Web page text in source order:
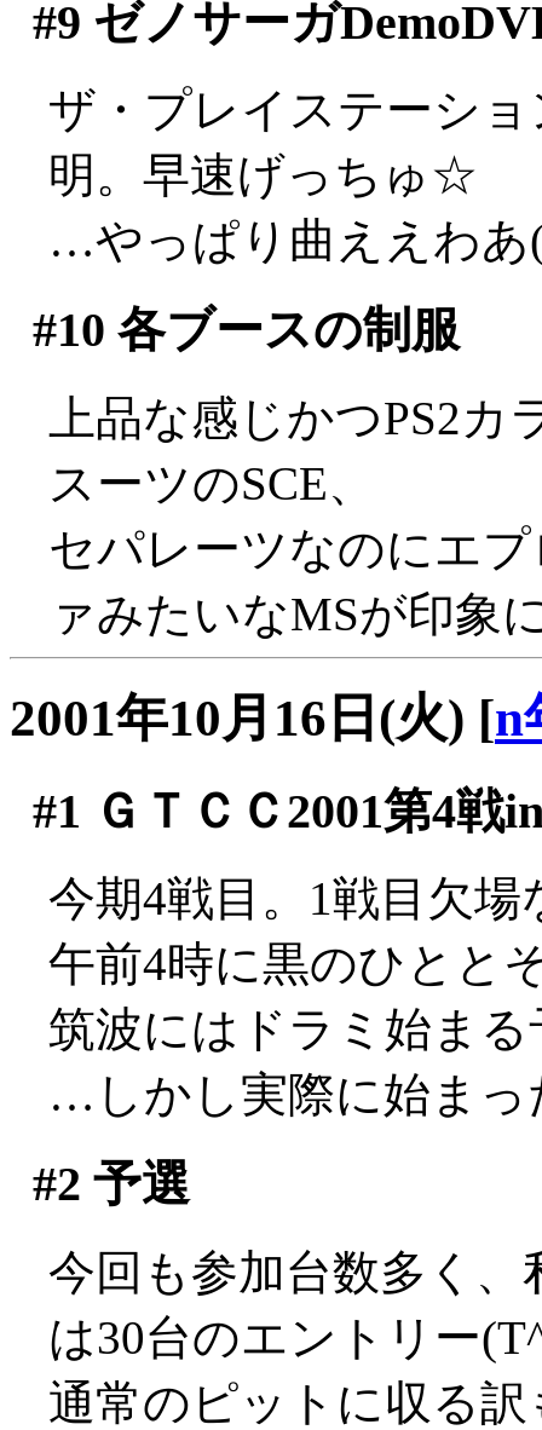
#9 ゼノサーガ
ザ・プレイステーシ
明。早速げっちゅ☆
…やっぱり曲ええわあ
#10 各ブースの制服
上品な感じかつPS2
スーツのSCE、
セパレーツなのにエ
ァみたいなMSが印象
2001年10月16日(火) [n
#1 ＧＴＣＣ2001第4戦
今期4戦目。1戦目欠
午前4時に黒のひとと
筑波にはドラミ始ま
…しかし実際に始まっ
#2 予選
今回も参加台数多く
は30台のエントリー
通常のピットに収る